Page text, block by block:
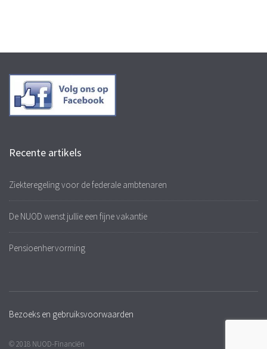
Recente artikels
Ziekteregeling voor de federale ambtenaren
De NUOD wenst jullie een fijne vakantie
Pensioenhervorming
Bezoeks en gebruiksvoorwaarden
© 2018 NUOD-Financiën